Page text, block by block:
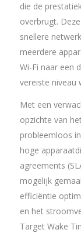
die de
overbrugt.
snellere
meerdere
Wi-Fi naar een
vereiste niveau
Met een
opzichte van
probleemloos
hoge
agreements
mogelijk
efficiëntie
en het
Target Wake